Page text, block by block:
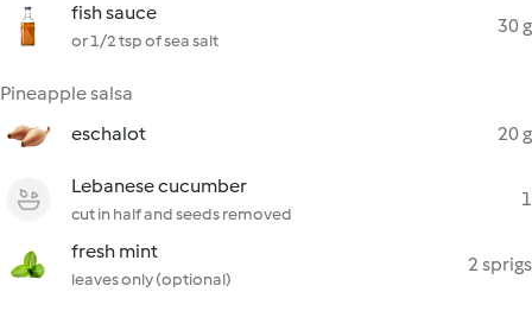
fish sauce
or 1/2 tsp of sea salt
30 g
Pineapple salsa
eschalot
20 g
Lebanese cucumber
cut in half and seeds removed
1
fresh mint
leaves only (optional)
2 sprigs